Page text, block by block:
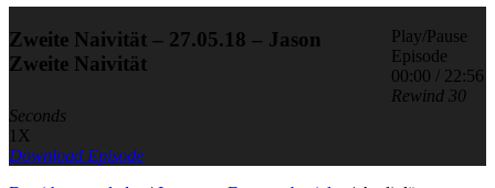
Zweite Naivität – 27.05.18 – Jason
Zweite Naivität
Play/Pause
Episode
00:00 / 22:56
Rewind 30
Seconds
1X
Download Episode